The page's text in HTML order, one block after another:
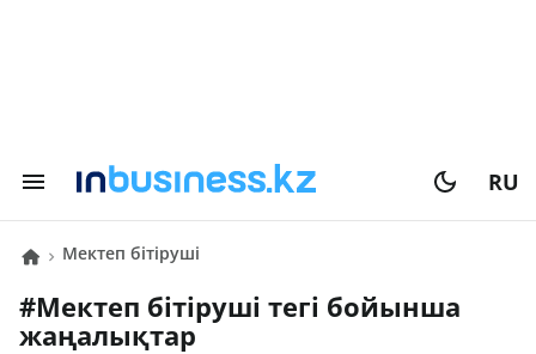
RU
мектеп бітіруші
# мектеп бітіруші тегі бойынша
жаңалықтар